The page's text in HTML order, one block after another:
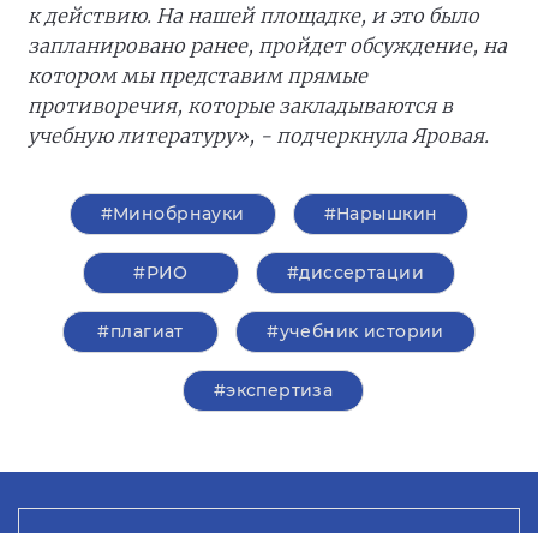
к действию. На нашей площадке, и это было
запланировано ранее, пройдет обсуждение, на
котором мы представим прямые
противоречия, которые закладываются в
учебную литературу», - подчеркнула Яровая.
#Минобрнауки #Нарышкин
#РИО #диссертации
#плагиат #учебник истории
#экспертиза